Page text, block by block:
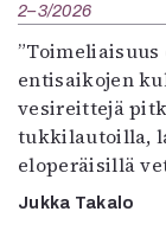
2–3/2026
entisaikojen
vesireittejä
tukkilautoilla,
eloperäisillä
Jukka Takalo